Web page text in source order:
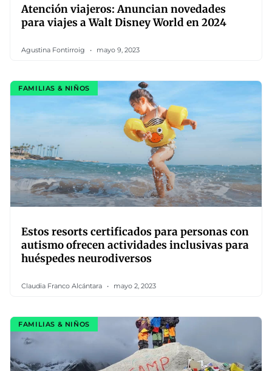
Atención viajeros: Anuncian novedades
para viajes a Walt Disney World en 2024
Agustina Fontirroig mayo 9, 2023
FAMILIAS & NIÑOS
Estos resorts certificados para personas con
autismo ofrecen actividades inclusivas para
huéspedes neurodiversos
Claudia Franco Alcántara mayo 2, 2023
FAMILIAS & NIÑOS